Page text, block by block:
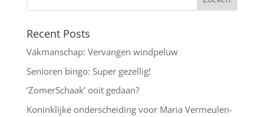
Recent Posts
Vakmanschap: Vervangen windpeluw
Senioren bingo: Super gezellig!
‘ZomerSchaak’ ooit gedaan?
Koninklijke onderscheiding voor Maria Vermeulen-